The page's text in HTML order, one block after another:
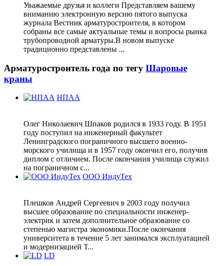
Уважаемые друзья и коллеги Представляем вашему
вниманию электронную версию пятого выпуска
журнала Вестник арматуростроителя, в котором
собраны все самые актуальные темы и вопросы рынка
трубопроводной арматуры.В новом выпуске
традиционно представлены ...
Арматуростроитель года по тегу Шаровые
краны
НПАА
Олег Николаевич Шпаков родился в 1933 году. В 1951
году поступил на инженерный факультет
Ленинградского пограничного высшего военно-
морского училища и в 1957 году окончил его, получив
диплом с отличием. После окончания училища служил
на пограничном с...
ООО ИндуТех
Плешков Андрей Сергеевич в 2003 году получил
высшее образование по специальности инженер-
электрик и затем дополнительное образование со
степенью магистра экономики.После окончания
университета в течение 5 лет занимался эксплуатацией
и модернизацией Т...
LD